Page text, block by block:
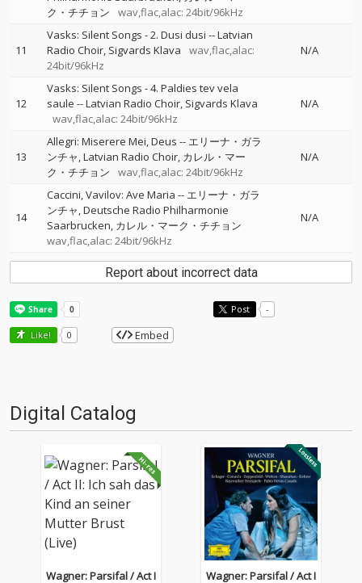
ク・チチョン
wav,flac,alac: 24bit/96kHz
11
Vasks: Silent Songs - 2. Dusi dusi --Latvian
Radio Choir Sigvards Klava
wav,flac,alac:
24bit/96kHz
N/A
12
Vasks: Silent Songs - 4. Paldies tev vela
saule --Latvian Radio Choir Sigvards Klava
wav,flac,alac: 24bit/96kHz
N/A
13
Allegri: Miserere Mei, Deus -- エリーナ・ガラ
ンチャ Latvian Radio Choir カレル・マー
ク・チチョン
wav,flac,alac: 24bit/96kHz
N/A
14
Caccini, Vavilov: Ave Maria -- エリーナ・ガラ
ンチャ Deutsche Radio Philharmonie
Saarbrucken カレル・マーク・チチョン
wav,flac,alac: 24bit/96kHz
N/A
Report about incorrect data
Post -
Like! 0 Embed
Digital Catalog
Wagner: Parsifal / Act I
Wagner: Parsifal / Act I